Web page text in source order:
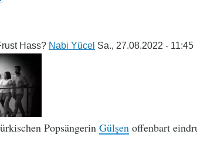
Hass? Nabi Yücel Sa., 27.08.2022 - 11:45
Popsängerin Gülşen offenbart